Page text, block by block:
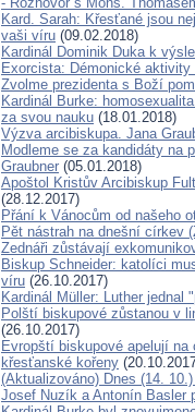
Kard. Sarah: Křesťané jsou
vaši víru (09.02.2018)
Kardinál Dominik Duka k
Exorcista: Démonické
Zvolme prezidenta s Boží
Kardinál Burke:
za svou nauku (18.01.2018)
Výzva arcibiskupa. Jana
Modleme se za kandidáty na
Graubner (05.01.2018)
Apoštol Kristův Arcibiskup
(28.12.2017)
Přání k Vánocům od našeho
Pět nástrah na dnešní církev
Zednáři zůstávají
Biskup Schneider: katolíci
víru (26.10.2017)
Kardinál Müller: Luther jednal
Polští biskupové zůstanou v
(26.10.2017)
Evropští biskupové apelují
křesťanské kořeny
(Aktualizováno) Dnes (14.
Josef Nuzík a Antonín Basler